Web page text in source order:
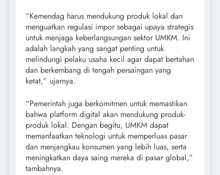
“Kemendag harus mendukung produk lokal dan
menguatkan regulasi impor sebagai upaya strategis
untuk menjaga keberlangsungan sektor UMKM. Ini
adalah langkah yang sangat penting untuk
melindungi pelaku usaha kecil agar dapat bertahan
dan berkembang di tengah persaingan yang
ketat,” ujarnya.
“Pemerintah juga berkomitmen untuk memastikan
bahwa platform digital akan mendukung produk-
produk lokal. Dengan begitu, UMKM dapat
memanfaatkan teknologi untuk memperluas pasar
dan menjangkau konsumen yang lebih luas, serta
meningkatkan daya saing mereka di pasar global,”
tambahnya.